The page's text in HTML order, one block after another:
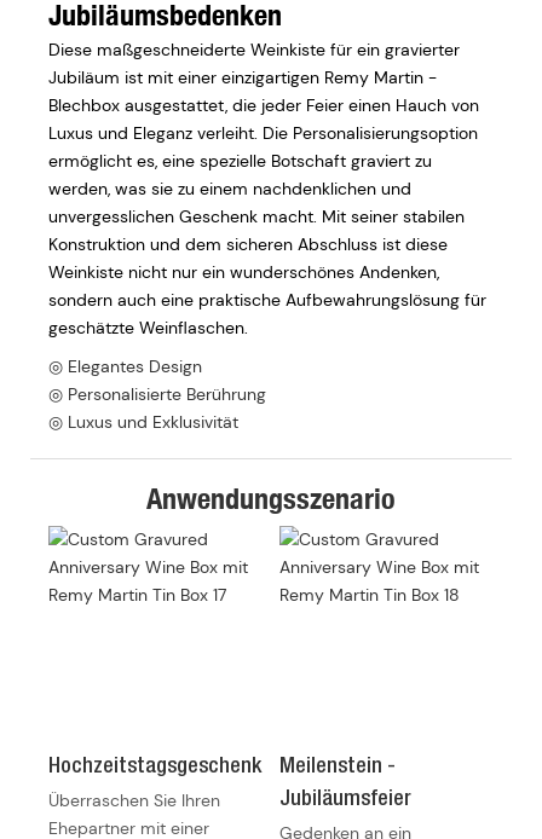
Jubiläumsbedenken
Diese maßgeschneiderte Weinkiste für ein gravierter
Jubiläum ist mit einer einzigartigen Remy Martin -
Blechbox ausgestattet, die jeder Feier einen Hauch von
Luxus und Eleganz verleiht. Die Personalisierungsoption
ermöglicht es, eine spezielle Botschaft graviert zu
werden, was sie zu einem nachdenklichen und
unvergesslichen Geschenk macht. Mit seiner stabilen
Konstruktion und dem sicheren Abschluss ist diese
Weinkiste nicht nur ein wunderschönes Andenken,
sondern auch eine praktische Aufbewahrungslösung für
geschätzte Weinflaschen.
◎ Elegantes Design
◎ Personalisierte Berührung
◎ Luxus und Exklusivität
Anwendungsszenario
Hochzeitstagsgeschenk
Überraschen Sie Ihren
Ehepartner mit einer
Meilenstein -
Jubiläumsfeier
Gedenken an ein